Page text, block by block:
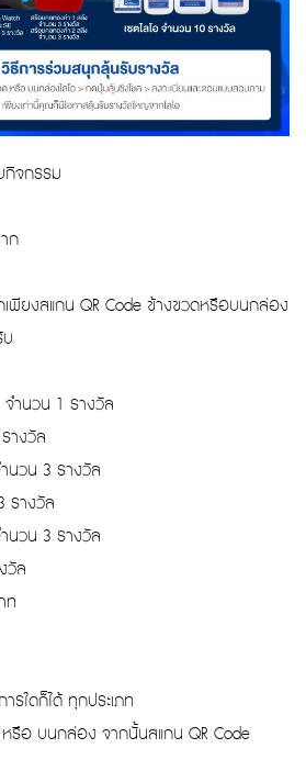
จกรรม
ก
พียงสแกน QR Code ข้างขวดหรือบนกล่อง
จำนวน 1 รางวัล
างวัล
วน 3 รางวัล
รางวัล
วน 3 รางวัล
วัล
ท
ใดก็ได้ ทุกประเภท
รือ บนกล่อง จากนั้นสแกน QR Code